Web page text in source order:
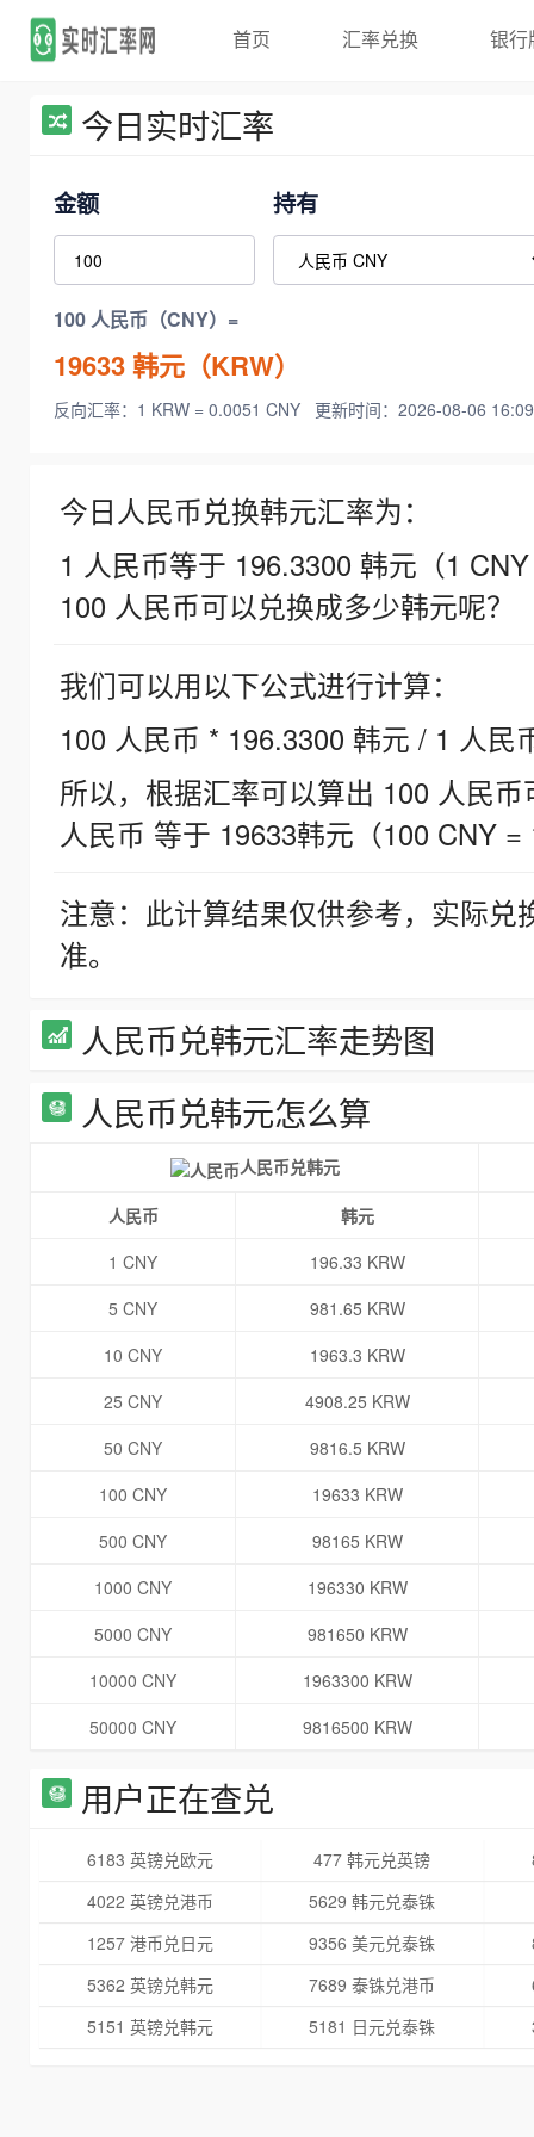
首页 汇率兑换 银行
今日实时汇率
金额 持有
100 人民币（CNY）=
19633韩元（KRW）
反向汇率：1 KRW = 0.0051 CNY 更新时间：2026-08-06
今日人民币兑换韩元汇率为：
1 人民币等于 196.3300 韩元（1
100 人民币可以兑换成多少韩元呢？
我们可以用以下公式进行计算：
100 人民币 * 196.3300 韩元 / 1 人民
所以，根据汇率可以算出 100 人民
人民币 等于 19633韩元（100 CNY =
注意：此计算结果仅供参考，实际
准。
人民币兑韩元汇率走势图
人民币兑韩元怎么算
人民币兑韩元
人民币
韩元
1 CNY
196.33 KRW
5 CNY
981.65 KRW
10 CNY
1963.3 KRW
25 CNY
4908.25 KRW
50 CNY
9816.5 KRW
100 CNY
19633 KRW
500 CNY
98165 KRW
1000 CNY
196330 KRW
5000 CNY
981650 KRW
10000 CNY
1963300 KRW
50000 CNY
9816500 KRW
用户正在查兑
6183 英镑兑欧元 477 韩元兑英镑
4022 英镑兑港币
5629 韩元兑泰铢
1257 港币兑日元
9356 美元兑泰铢
5362 英镑兑韩元
7689 泰铢兑港币
5151 英镑兑韩元
5181 日元兑泰铢